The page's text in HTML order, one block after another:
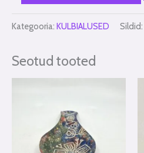
Kategooria: KULBIALUSED Sildid:
Seotud tooted